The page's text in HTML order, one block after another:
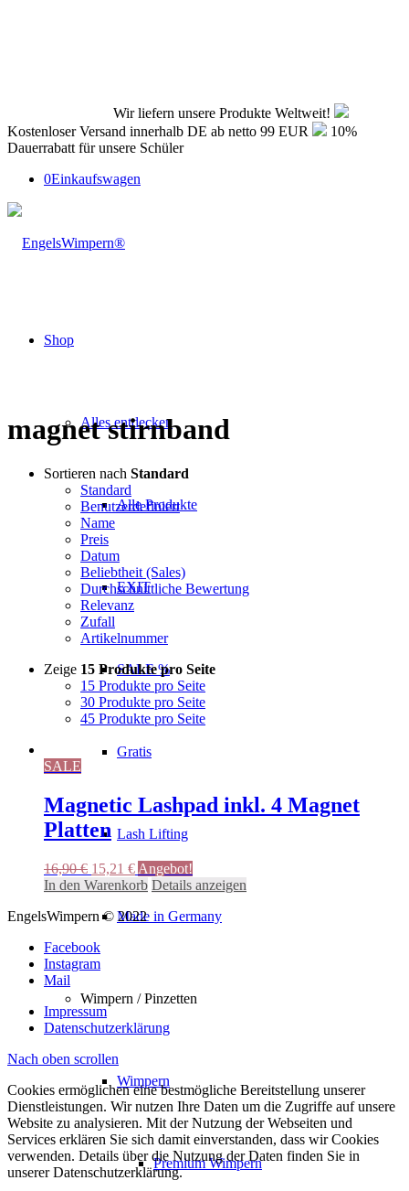
Wir liefern unsere Produkte Weltweit!
Kostenloser Versand innerhalb DE ab netto 99 EUR
10%
Dauerrabatt für unsere Schüler
0Einkaufswagen
Shop
Alles entdecken
Alle Produkte
EXIT
SALE %
Gratis
Lash Lifting
Made in Germany
Wimpern / Pinzetten
Wimpern
Premium Wimpern
magnet stirnband
Sortieren nach Standard
Standard
Benutzerdefiniert
Name
Preis
Datum
Beliebtheit (Sales)
Durchschnittliche Bewertung
Relevanz
Zufall
Artikelnummer
Zeige 15 Produkte pro Seite
15 Produkte pro Seite
30 Produkte pro Seite
45 Produkte pro Seite
SALE
Magnetic Lashpad inkl. 4 Magnet
Platten
16,90€ Ursprünglicher
Preis
16,90 €
15,21 €Aktueller
Preis
15,21 €.
Angebot!
In den Warenkorb Details anzeigen
EngelsWimpern © 2022
Facebook
Instagram
Mail
Impressum
Datenschutzerklärung
Nach oben scrollen
Cookies ermöglichen eine bestmögliche Bereitstellung unserer
Dienstleistungen. Wir nutzen Ihre Daten um die Zugriffe auf unsere
Website zu analysieren. Mit der Nutzung der Webseiten und
Services erklären Sie sich damit einverstanden, dass wir Cookies
verwenden. Details über die Nutzung der Daten finden Sie in
unserer Datenschutzerklärung.